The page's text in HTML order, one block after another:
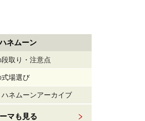
ネムーン
取り・注意点
場選び
ネムーンアーカイブ
マも見る